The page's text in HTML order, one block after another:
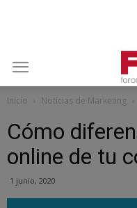
Inicio Noticias de Marketing
Cómo
online de tu
1 junio, 2020